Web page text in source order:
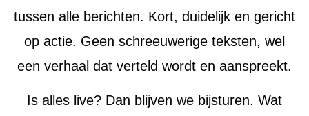
tussen alle berichten. Kort, duidelijk en gericht
op actie. Geen schreeuwerige teksten, wel
een verhaal dat verteld wordt en aanspreekt.
Is alles live? Dan blijven we bijsturen. Wat